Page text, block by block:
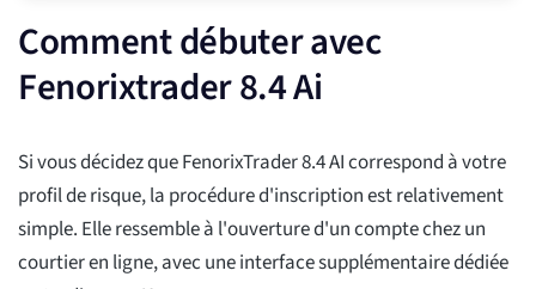
Comment débuter avec
Fenorixtrader 8.4 Ai
Si vous décidez que FenorixTrader 8.4 AI correspond à votre
profil de risque, la procédure d'inscription est relativement
simple. Elle ressemble à l'ouverture d'un compte chez un
courtier en ligne, avec une interface supplémentaire dédiée